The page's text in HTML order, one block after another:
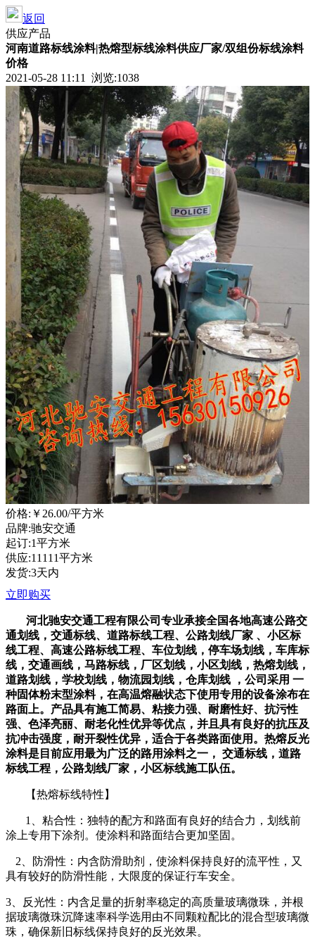
返回
供应产品
河南道路标线涂料|热熔型标线涂料供应厂家/双组份标线涂料
价格
2021-05-28 11:11 浏览:1038
价格: ￥26.00/平方米
品牌:驰安交通
起订:1平方米
供应:11111平方米
发货:3天内
立即购买
河北驰安交通工程有限公司专业承接全国各地高速公路交
通划线，交通标线、道路标线工程、公路划线厂家 、小区标
线工程、高速公路标线工程、车位划线，停车场划线，车库标
线，交通画线，马路标线，厂区划线，小区划线，热熔划线，
道路划线，学校划线，物流园划线，仓库划线
，公司采用 一
种固体粉末型涂料，在高温熔融状态下使用专用的设备涂布在
路面上。产品具有施工简易、粘接力强、耐磨性好、抗污性
强、色泽亮丽、耐老化性优异等优点，并且具有良好的抗压及
抗冲击强度，耐开裂性优异，适合于各类路面使用。热熔反光
涂料是目前应用最为广泛的路用涂料之一， 交通标线 ， 道路
标线工程 ， 公路划线厂家 ， 小区标线施工队伍。
【热熔标线特性】
1、粘合性：独特的配方和路面有良好的结合力，划线前
涂上专用下涂剂。使涂料和路面结合更加坚固。
2、防滑性：内含防滑助剂，使涂料保持良好的流平性，又
具有较好的防滑性能，大限度的保证行车安全。
3、反光性：内含足量的折射率稳定的高质量玻璃微珠，并根
据玻璃微珠沉降速率科学选用由不同颗粒配比的混合型玻璃微
珠，确保新旧标线保持良好的反光效果。